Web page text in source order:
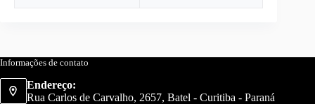
Informações de contato
Endereço:
Rua Carlos de Carvalho, 2657, Batel - Curitiba - Paraná